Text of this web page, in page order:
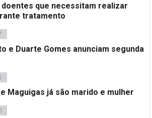
doentes que necessitam realizar
tratamento
e Duarte Gomes anunciam segunda
Maguigas já são marido e mulher